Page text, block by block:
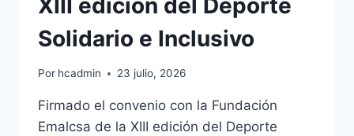
Solidario e Inclusivo
Por hcadmin 23 julio, 2026
Firmado el convenio con la Fundación
Emalcsa de la XIII edición del Deporte